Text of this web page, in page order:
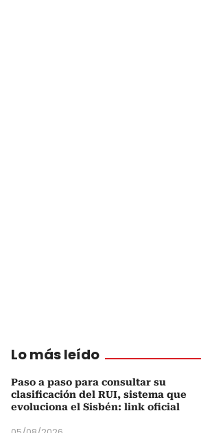
Lo más leído
Paso a paso para consultar su
clasificación del RUI, sistema que
evoluciona el Sisbén: link oficial